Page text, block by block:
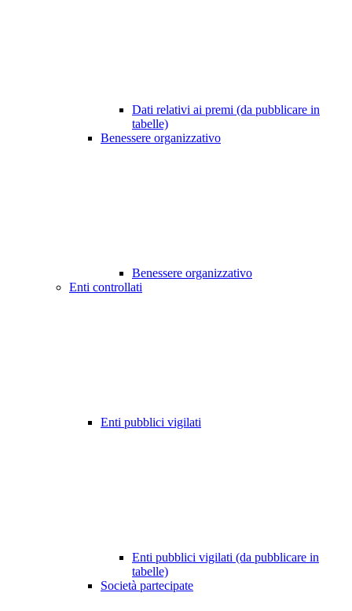
Dati relativi ai premi (da pubblicare in
tabelle)
Benessere organizzativo
Benessere organizzativo
Enti controllati
Enti pubblici vigilati
Enti pubblici vigilati (da pubblicare in
tabelle)
Società partecipate